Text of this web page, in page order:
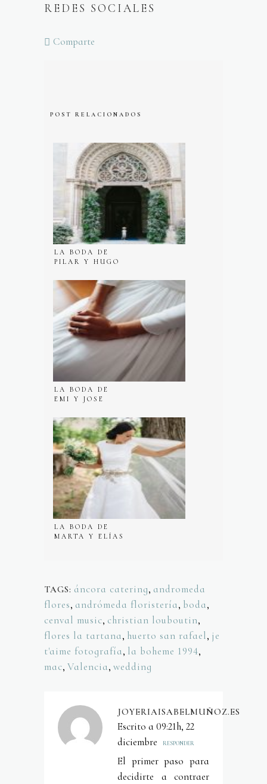
REDES SOCIALES
Comparte
POST RELACIONADOS
LA BODA DE
PILAR Y HUGO
SAN VICENTE
LA BODA DE
EMI Y JOSE
CARMEN DE
SAN
CRISTÓBAL
LA BODA DE
MARTA Y ELÍAS
TAGS: áncora catering, andromeda
flores, andrómeda floristería, boda,
cenval music, christian louboutin,
flores la tartana, huerto san rafael, je
t'aime fotografía, la boheme 1994,
mac, Valencia, wedding
JOYERIAISABELMUÑOZ.ES
Escrito a 09:21h, 22
diciembre
RESPONDER
El primer paso para
decidirte a contraer